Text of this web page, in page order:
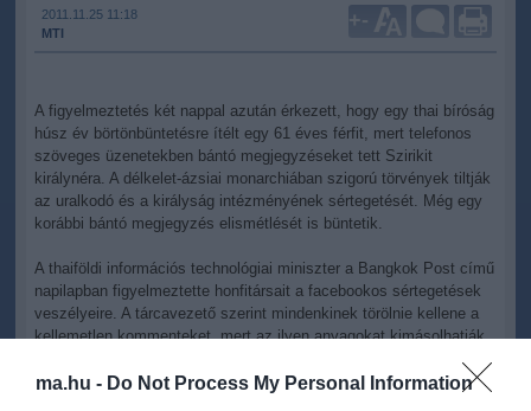
ma.hu - Do Not Process My Personal Information
2011.11.25 11:18
MTI
+-
A figyelmeztetés két nappal azután érkezett, hogy egy thai bíróság
húsz év börtönbüntetésre ítélt egy 61 éves férfit, mert telefonos
szöveges üzenetekben bántó megjegyzéseket tett Szirikit
királynéra. A délkelet-ázsiai monarchiában szigorú törvények tiltják
az uralkodó és a királyság intézményének sértegetését. Még egy
korábbi bántó megjegyzés elismétlését is büntetik.
A thaiföldi információs technológiai miniszter a Bangkok Post című
napilapban figyelmeztette honfitársait a facebookos sértegetések
veszélyeire. A tárcavezető szerint mindenkinek törölnie kellene a
kellemetlen kommenteket, mert az ilyen anyagokat kimásolhatják,
bűncselekmény elkövetőjévé válhatnak.